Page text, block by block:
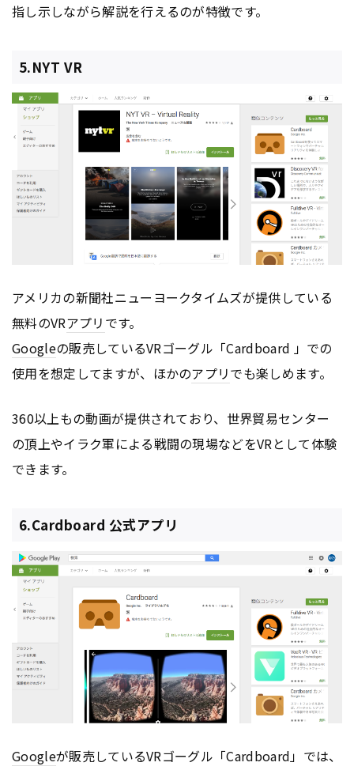
指し示しながら解説を行えるのが特徴です。
5.NYT VR
アメリカの新聞社ニューヨークタイムズが提供している
無料のVRアプリ です。
Googleの販売しているVRゴーグル「Cardboard 」での
使用を想定してますが、ほかのアプリでも楽しめます。
360以上もの動画が提供されており、世界貿易センター
の頂上やイラク軍による戦闘の現場などをVRとして体験
できます。
6.Cardboard 公式アプリ
Googleが販売しているVRゴーグル「Cardboard」では、